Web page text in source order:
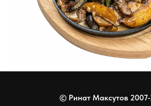
© Ринат Максутов